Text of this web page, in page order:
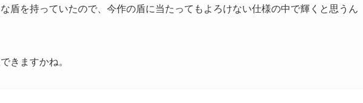
盾を持っていたので、今作の盾に当たってもよろけない仕様の中で輝くと思うん
きますかね。